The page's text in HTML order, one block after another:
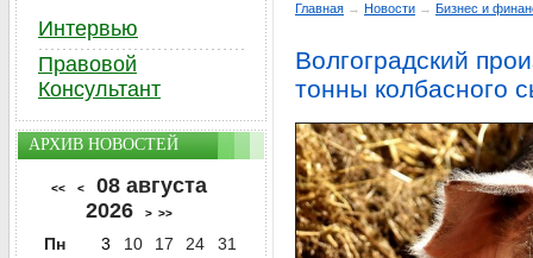
Главная → Новости → Бизнес и
Волгоградский
тонны колбасного
Интервью
Правовой
Консультант
АРХИВ НОВОСТЕЙ
<< <
08 августа
2026
> >>
Пн 3 10 17 24 31